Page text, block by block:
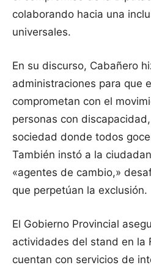
colaborando hacia una
universales.
En su discurso, Cabañero
administraciones para que
comprometan con el
personas con
sociedad donde todos
También instó a la
«agentes de cambio,»
que perpetúan la exclusión.
El Gobierno Provincial
actividades del stand en la
cuentan con servicios de